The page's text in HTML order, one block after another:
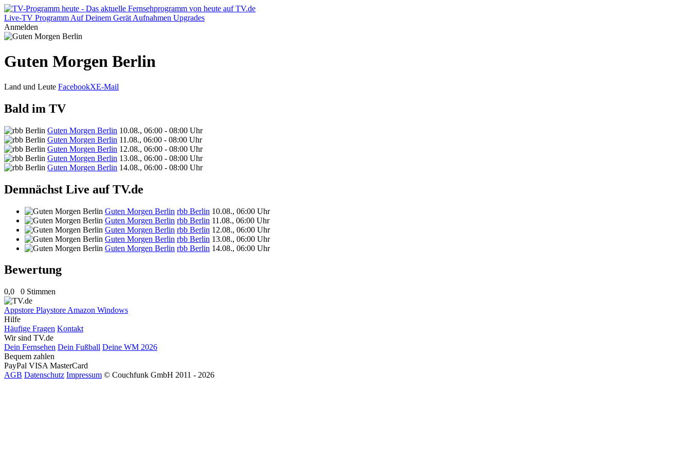
Live-TV Programm Auf Deinem Gerät Aufnahmen Upgrades
Anmelden
Guten Morgen Berlin
Land und Leute FacebookXE-Mail
Bald im TV
Guten Morgen Berlin 10.08., 06:00 - 08:00 Uhr
Guten Morgen Berlin 11.08., 06:00 - 08:00 Uhr
Guten Morgen Berlin 12.08., 06:00 - 08:00 Uhr
Guten Morgen Berlin 13.08., 06:00 - 08:00 Uhr
Guten Morgen Berlin 14.08., 06:00 - 08:00 Uhr
Demnächst Live auf TV.de
Guten Morgen Berlin rbb Berlin 10.08., 06:00 Uhr
Guten Morgen Berlin rbb Berlin 11.08., 06:00 Uhr
Guten Morgen Berlin rbb Berlin 12.08., 06:00 Uhr
Guten Morgen Berlin rbb Berlin 13.08., 06:00 Uhr
Guten Morgen Berlin rbb Berlin 14.08., 06:00 Uhr
Bewertung
0,0 0 Stimmen
Appstore Playstore Amazon Windows
Hilfe
Häufige Fragen Kontakt
Wir sind TV.de
Dein Fernsehen Dein Fußball Deine WM 2026
Bequem zahlen
PayPal VISA MasterCard
AGB Datenschutz Impressum © Couchfunk GmbH 2011 - 2026